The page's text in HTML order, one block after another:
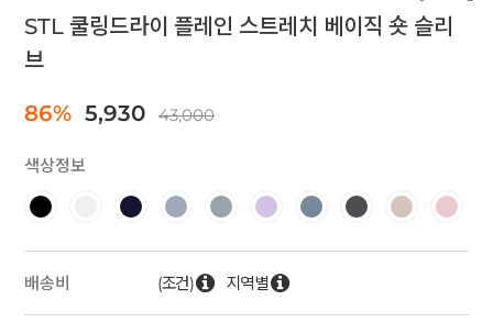
STL 쿨링드라이 플레인 스트레치 베이직 숏 슬리
브
86% 5,930 43,000
색상정보
배송비 (조건) 지역별